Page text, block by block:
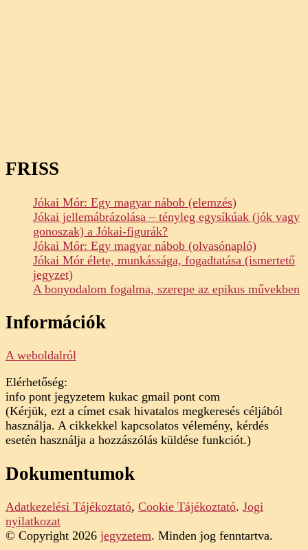
FRISS
Jókai Mór: Egy magyar nábob (elemzés)
Jókai jellemábrázolása – tényleg egysíkúak (jók vagy
gonoszak) a Jókai-figurák?
Jókai Mór: Egy magyar nábob (olvasónapló)
Jókai Mór élete, munkássága, fogadtatása (ismertető
jegyzet)
A bonyodalom fogalma, szerepe az epikus művekben
Információk
A weboldalról
Elérhetőség:
info pont jegyzetem kukac gmail pont com
(Kérjük, ezt a címet csak hivatalos megkeresés céljából
használja. A cikkekkel kapcsolatos vélemény, kérdés
esetén használja a hozzászólás küldése funkciót.)
Dokumentumok
Adatkezelési Tájékoztató, Cookie Tájékoztató. Jogi
nyilatkozat
© Copyright 2026 jegyzetem. Minden jog fenntartva.